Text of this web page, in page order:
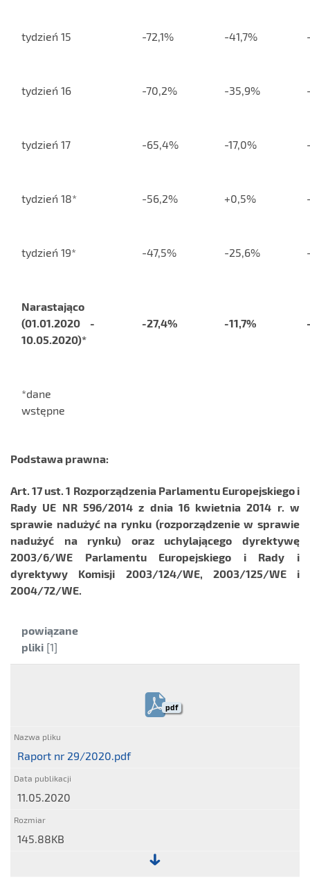
tydzień 15 -72,1% -41,7%
tydzień 16 -70,2% -35,9%
tydzień 17 -65,4% -17,0%
tydzień 18* -56,2% +0,5%
tydzień 19* -47,5% -25,6%
Narastająco
(01.01.2020 -
10.05.2020)*
-27,4% -11,7%
*dane
wstępne
Podstawa prawna:
Art. 17 ust. 1 Rozporządzenia Parlamentu Europejskiego i
Rady UE NR 596/2014 z dnia 16 kwietnia 2014 r. w
sprawie nadużyć na rynku (rozporządzenie w sprawie
nadużyć na rynku) oraz uchylającego dyrektywę
2003/6/WE Parlamentu Europejskiego i Rady i
dyrektywy Komisji 2003/124/WE, 2003/125/WE i
2004/72/WE.
Kategoria:
powiązane
pliki [1]
pdf
Raport nr 29/2020.pdf
11.05.2020
145.88KB